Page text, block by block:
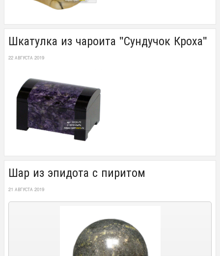
Шкатулка из чароита "Сундучок Кроха"
22 АВГУСТА 2019
Шар из эпидота с пиритом
21 АВГУСТА 2019